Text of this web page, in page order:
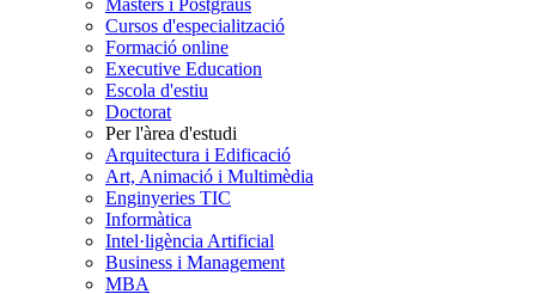
Màsters i Postgraus
Cursos d'especialització
Formació online
Executive Education
Escola d'estiu
Doctorat
Per l'àrea d'estudi
Arquitectura i Edificació
Art, Animació i Multimèdia
Enginyeries TIC
Informàtica
Intel·ligència Artificial
Business i Management
MBA